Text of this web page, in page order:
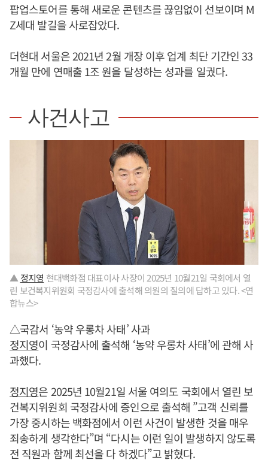
팝업스토어를 통해 새로운 콘텐츠를 끊임없이 선보이며 M
Z세대 발길을 사로잡았다.
더현대 서울은 2021년 2월 개장 이후 업계 최단 기간인 33
개월 만에 연매출 1조 원을 달성하는 성과를 일궜다.
사건사고
▲ 정지영 현대백화점 대표이사 사장이 2025년 10월21일 국회에서 열
린 보건복지위원회 국정감사에 출석해 의원의 질의에 답하고 있다. <연
합뉴스>
△국감서 ‘농약 우롱차 사태’ 사과
정지영이 국정감사에 출석해 ‘농약 우롱차 사태’에 관해 사
과했다.
정지영은 2025년 10월21일 서울 여의도 국회에서 열린 보
건복지위원회 국정감사에 증인으로 출석해 ”고객 신뢰를
가장 중시하는 백화점에서 이런 사건이 발생한 것을 매우
죄송하게 생각한다”며 “다시는 이런 일이 발생하지 않도록
전 직원과 함께 최선을 다 하겠다”고 밝혔다.